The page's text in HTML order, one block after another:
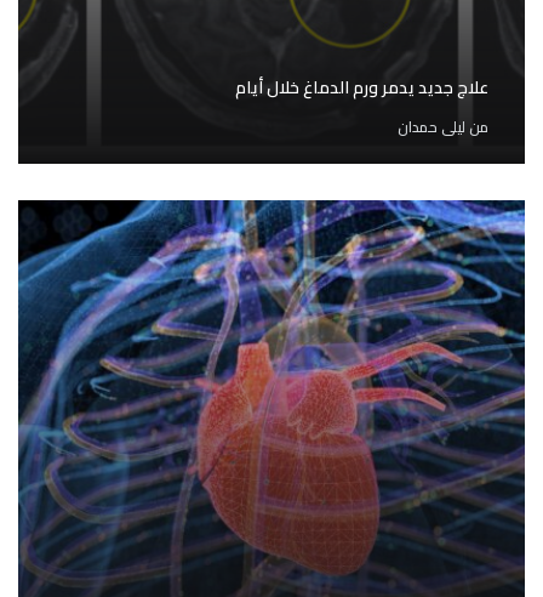
علاج جديد يدمر ورم الدماغ خلال أيام
من ليلى حمدان